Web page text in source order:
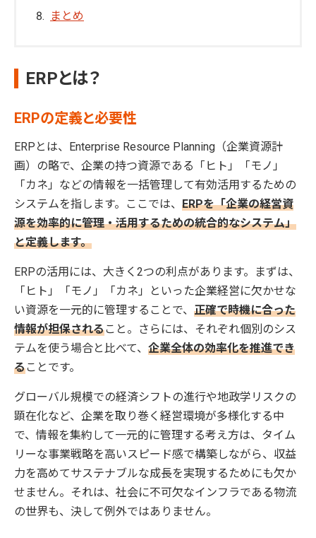
まとめ
ERPとは？
ERPの定義と必要性
ERPとは、Enterprise Resource Planning（企業資源計
画）の略で、企業の持つ資源である「ヒト」「モノ」
「カネ」などの情報を一括管理して有効活用するための
システムを指します。ここでは、 ERPを「企業の経営資
源を効率的に管理・活用するための統合的なシステム」
と定義します。
ERPの活用には、大きく2つの利点があります。まずは、
「ヒト」「モノ」「カネ」といった企業経営に欠かせな
い資源を一元的に管理することで、 正確で時機に合った
情報が担保されること。さらには、それぞれ個別のシス
テムを使う場合と比べて、 企業全体の効率化を推進でき
ることです。
グローバル規模での経済シフトの進行や地政学リスクの
顕在化など、企業を取り巻く経営環境が多様化する中
で、情報を集約して一元的に管理する考え方は、タイム
リーな事業戦略を高いスピード感で構築しながら、収益
力を高めてサステナブルな成長を実現するためにも欠か
せません。それは、社会に不可欠なインフラである物流
の世界も、決して例外ではありません。